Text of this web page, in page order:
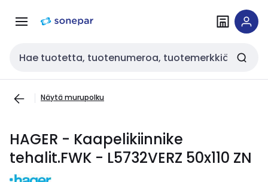
navigointiinsisältöön
Haku
Näytä murupolku
HAGER - Kaapelikiinnike
tehalit.FWK - L5732VERZ 50x110 ZN